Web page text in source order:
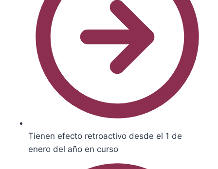
Tienen efecto retroactivo desde el 1 de
enero del año en curso